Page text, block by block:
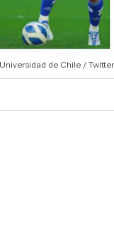
de Chile / Twitter